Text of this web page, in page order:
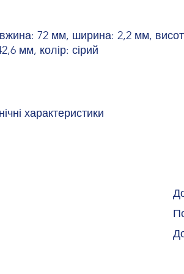
72 мм, ширина: 2,2 мм,
мм, колір: сірий
характеристики
-25 °C ... 60 °C